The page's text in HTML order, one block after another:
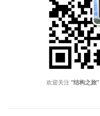
欢迎关注 “结构之旅”